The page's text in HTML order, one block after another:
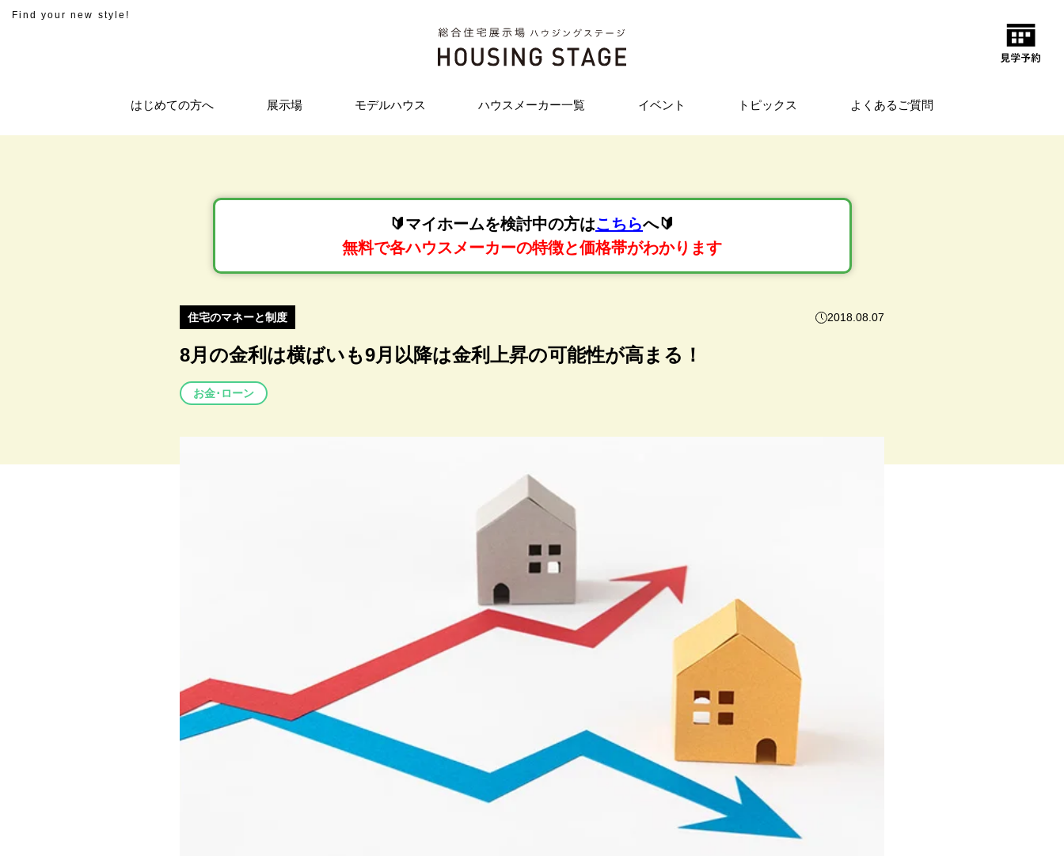
Find your new style!
はじめての方へ 展示場 モデルハウス ハウスメーカー一覧 イベント トピックス よくあるご質問
🔰マイホームを検討中の方はこちらへ🔰
無料で各ハウスメーカーの特徴と価格帯がわかります
住宅のマネーと制度 2018.08.07
8月の金利は横ばいも9月以降は金利上昇の可能性が高まる！
お金･ローン